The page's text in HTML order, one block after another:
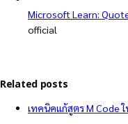
Microsoft Learn:
official
Related posts
เทคนิคแก้สูตร M Code